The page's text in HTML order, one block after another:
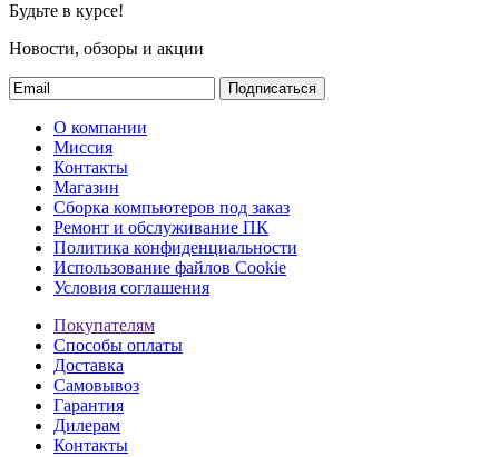
Будьте в курсе!
Новости, обзоры и акции
Подписаться
О компании
Миссия
Контакты
Магазин
Сборка компьютеров под заказ
Ремонт и обслуживание ПК
Политика конфиденциальности
Использование файлов Cookie
Условия соглашения
Покупателям
Способы оплаты
Доставка
Самовывоз
Гарантия
Дилерам
Контакты